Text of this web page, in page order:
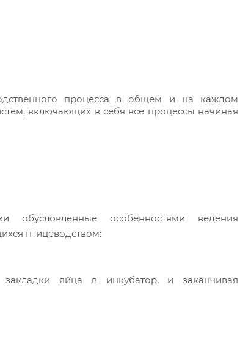
процесса в общем и на каждом
включающих в себя все процессы начиная
обусловленные особенностями ведения
птицеводством:
яйца в инкубатор, и заканчивая